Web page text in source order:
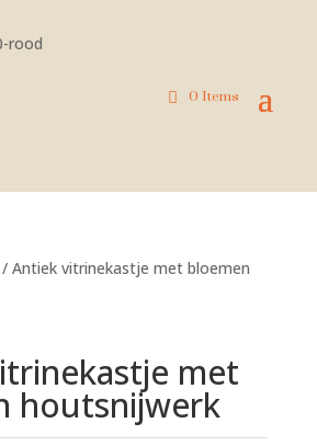
0 Items
/ Antiek vitrinekastje met bloemen
met
houtsnijwerk